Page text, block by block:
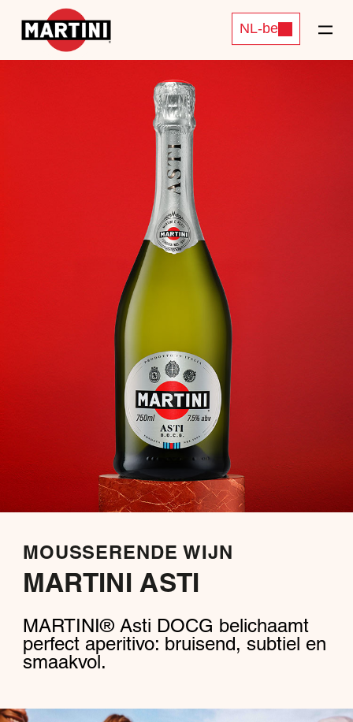
NL-be
MOUSSERENDE WIJN
MARTINI ASTI
MARTINI® Asti DOCG belichaamt
perfect aperitivo: bruisend, subtiel en
smaakvol.